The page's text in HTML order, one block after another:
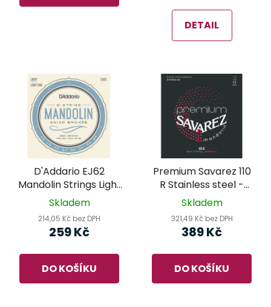
DETAIL
D'Addario EJ62
Mandolin Strings Light
- struny na mandolínu
Skladem
214,05 Kč bez DPH
259 Kč
DO KOŠÍKU
Premium Savarez 110
R Stainless steel -
struny na mandolínu
Skladem
321,49 Kč bez DPH
389 Kč
DO KOŠÍKU